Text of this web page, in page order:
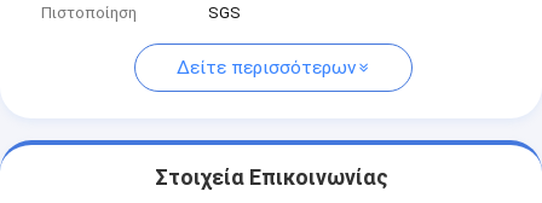
Πιστοποίηση
SGS
Δείτε περισσότερων
Στοιχεία Επικοινωνίας